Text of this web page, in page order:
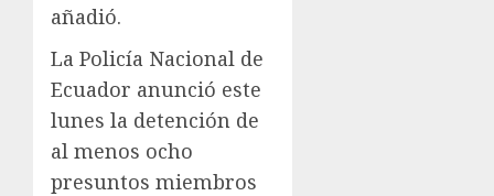
añadió.
La Policía Nacional de
Ecuador anunció este
lunes la detención de
al menos ocho
presuntos miembros